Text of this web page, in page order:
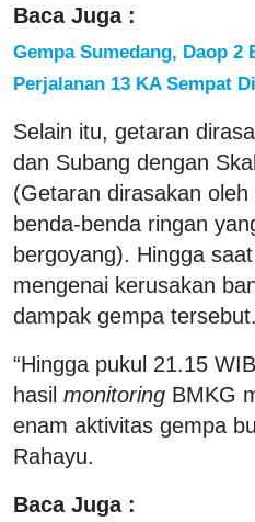
Baca Juga :
Gempa Sumedang, Daop 2
Perjalanan 13 KA Sempat
Selain itu, getaran
dan Subang dengan
(Getaran dirasakan
benda-benda ringan
bergoyang). Hingga
mengenai kerusakan
dampak gempa tersebut.
“Hingga pukul 21.15
hasil monitoring BMKG
enam aktivitas gempa
Rahayu.
Baca Juga :